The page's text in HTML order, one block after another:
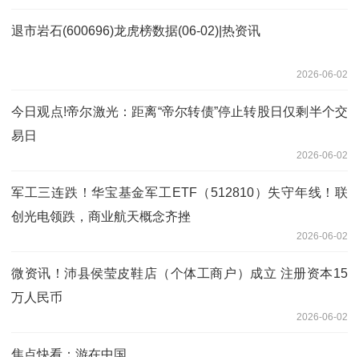
退市岩石(600696)龙虎榜数据(06-02)|热资讯
2026-06-02
今日观点!帝尔激光：距离“帝尔转债”停止转股日仅剩半个交
易日
2026-06-02
军工三连跌！华宝基金军工ETF（512810）失守年线！联
创光电领跌，商业航天概念齐挫
2026-06-02
微资讯！沛县侯莹皮鞋店（个体工商户）成立 注册资本15
万人民币
2026-06-02
焦点快看：游在中国